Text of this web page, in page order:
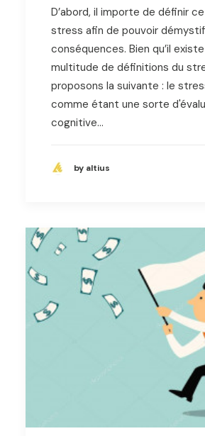
D’abord, il importe de définir
stress afin de pouvoir
conséquences. Bien qu’il
multitude de définitions du
proposons la suivante : le
comme étant une sorte
cognitive…
by altius